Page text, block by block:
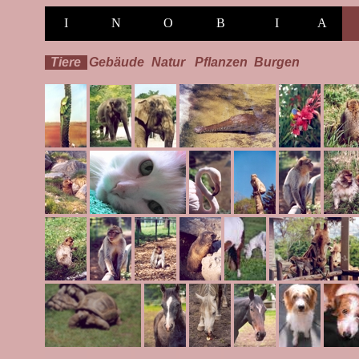
I N O B I A
Tiere Gebäude Natur Pflanzen Burgen